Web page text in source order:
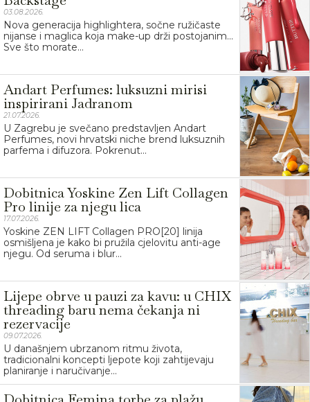
03.08.2026.
Nova generacija highlightera, sočne ružičaste
nijanse i maglica koja make-up drži postojanim…
Sve što morate...
Andart Perfumes: luksuzni mirisi
inspirirani Jadranom
21.07.2026.
U Zagrebu je svečano predstavljen Andart
Perfumes, novi hrvatski niche brend luksuznih
parfema i difuzora. Pokrenut...
Dobitnica Yoskine Zen Lift Collagen
Pro linije za njegu lica
17.07.2026.
Yoskine ZEN LIFT Collagen PRO[20] linija
osmišljena je kako bi pružila cjelovitu anti-age
njegu. Od seruma i blur...
Lijepe obrve u pauzi za kavu: u CHIX
threading baru nema čekanja ni
rezervacije
09.07.2026.
U današnjem ubrzanom ritmu života,
tradicionalni koncepti ljepote koji zahtijevaju
planiranje i naručivanje...